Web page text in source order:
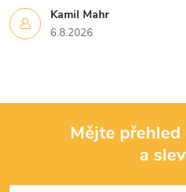
Kamil Mahr
6.8.2026
Mějte
a